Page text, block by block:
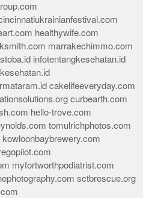
healthywife.com
marrakechimmo.com
infotentangkesehatan.id
cakelifeeveryday.com
curbearth.com
hello-trove.com
tomulrichphotos.com
kowloonbaybrewery.com
myfortworthpodiatrist.com
sctbrescue.org